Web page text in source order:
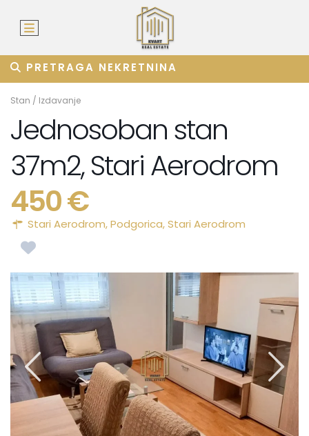
PRETRAGA NEKRETNINA
Stan / Izdavanje
Jednosoban stan
37m2, Stari Aerodrom
450 €
Stari Aerodrom,Podgorica,Stari Aerodrom